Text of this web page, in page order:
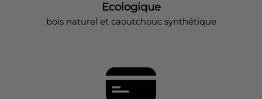
Ecologique
bois naturel et caoutchouc synthétique